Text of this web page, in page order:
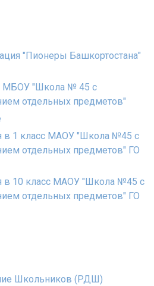
"Пионеры Башкортостана"
МБОУ "Школа № 45 с
отдельных предметов"
в 1 класс МАОУ "Школа №45 с
отдельных предметов" ГО
в 10 класс МАОУ "Школа №45 с
отдельных предметов" ГО
Школьников (РДШ)